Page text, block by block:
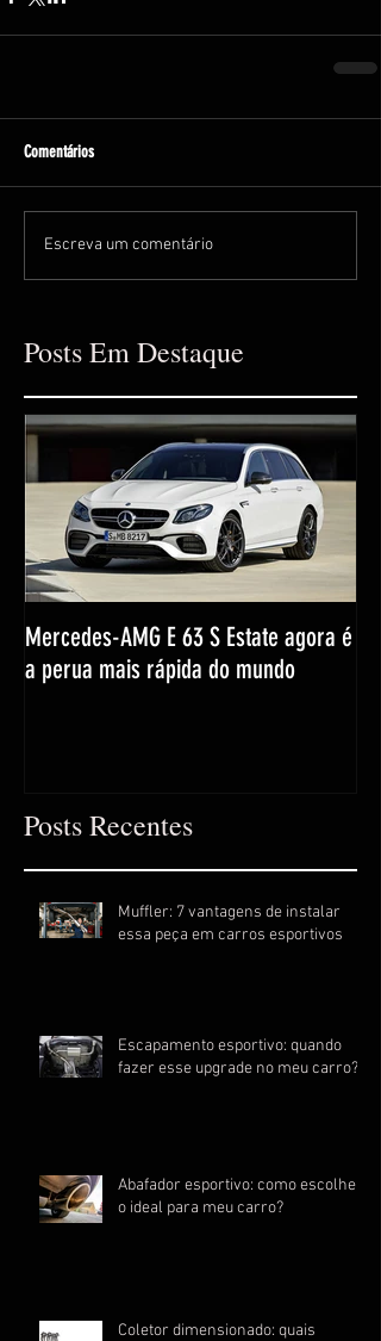
Comentários
Escreva um comentário
Posts Em Destaque
Mercedes-AMG E 63 S Estate agora é
a perua mais rápida do mundo
Posts Recentes
Muffler: 7 vantagens de instalar
essa peça em carros esportivos
Escapamento esportivo: quando
fazer esse upgrade no meu carro?
Abafador esportivo: como escolher
o ideal para meu carro?
Coletor dimensionado: quais